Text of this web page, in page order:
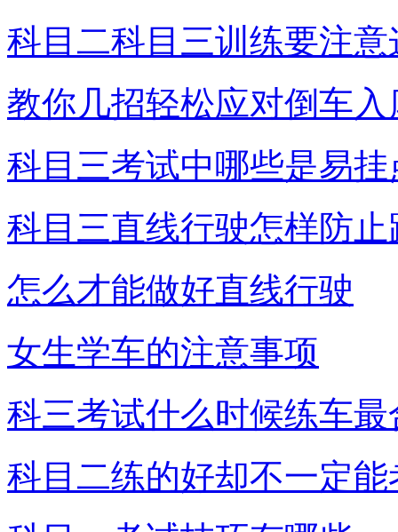
科目二科目三训练要注意
教你几招轻松应对倒车入
科目三考试中哪些是易挂
科目三直线行驶怎样防止
怎么才能做好直线行驶
女生学车的注意事项
科三考试什么时候练车最
科目二练的好却不一定能